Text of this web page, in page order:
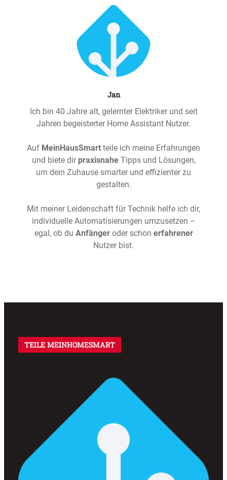
Jan
Ich bin 40 Jahre alt, gelernter Elektriker und seit
Jahren begeisterter Home Assistant Nutzer.
Auf MeinHausSmart teile ich meine Erfahrungen
und biete dir praxisnaheTipps und Lösungen,
um dein Zuhause smarter und effizienter zu
gestalten.
Mit meiner Leidenschaft für Technik helfe ich dir,
individuelle Automatisierungen umzusetzen –
egal, ob du Anfängeroder schon erfahrener
Nutzer bist.
TEILE MEINHOMESMART